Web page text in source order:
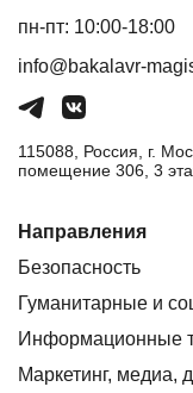
пн-пт: 10:00-18:00
info@bakalavr-
115088, Россия, г.
помещение 306, 3
Направления
Безопасность
Гуманитарные и
Информационные
Маркетинг, медиа,